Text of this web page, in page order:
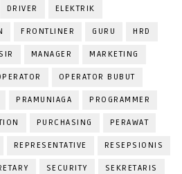
DRIVER ELEKTRIK
FRONTLINER GURU HRD
MANAGER MARKETING
OPERATOR BUBUT
PRAMUNIAGA PROGRAMMER
PURCHASING PERAWAT
REPRESENTATIVE RESEPSIONIS
SECURITY SEKRETARIS